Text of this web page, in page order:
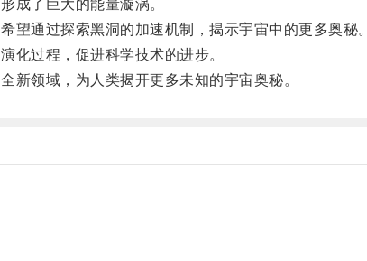
了巨大的能量漩涡。
通过探索黑洞的加速机制，揭示宇宙中的更多奥秘。
过程，促进科学技术的进步。
领域，为人类揭开更多未知的宇宙奥秘。